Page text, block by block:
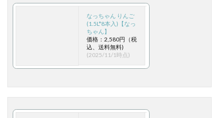
なっちゃん りんご
(1.5L*8本入)【なっ
ちゃん】
価格：2,580円（税
込、送料無料)
(2025/11/1時点)